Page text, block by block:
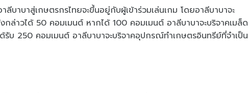
บาบาสู่เกษตรกรไทยจะขึ้นอยู่กับผู้เข้าร่วมเล่นเกม โดยอาลีบาบาจะ
ล่าวได้ 50 คอมเมนต์ หากได้ 100 คอมเมนต์ อาลีบาบาจะบริจาคเมล็ด
บ 250 คอมเมนต์ อาลีบาบาจะบริจาคอุปกรณ์ทำเกษตรอินทรีย์ที่จำเป็น